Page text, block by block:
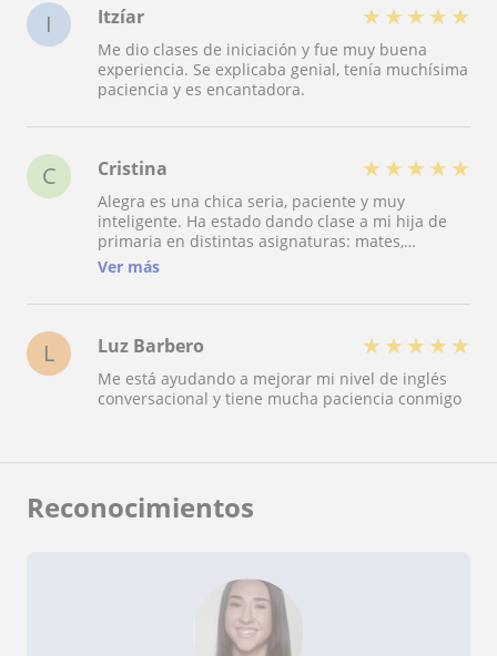
I Itzíar ★ ★ ★ ★ ★
Me dio clases de iniciación y fue muy buena
experiencia. Se explicaba genial, tenía muchísima
paciencia y es encantadora.
C Cristina ★ ★ ★ ★ ★
Alegra es una chica seria, paciente y muy
inteligente. Ha estado dando clase a mi hija de
primaria en distintas asignaturas: mates,
naturales, música, inglés… a lo largo de todo el
demostrado una gran capacidad para enseñar y
Ver más
L Luz Barbero ★ ★ ★ ★ ★
Me está ayudando a mejorar mi nivel de inglés
conversacional y tiene mucha paciencia conmigo
Reconocimientos